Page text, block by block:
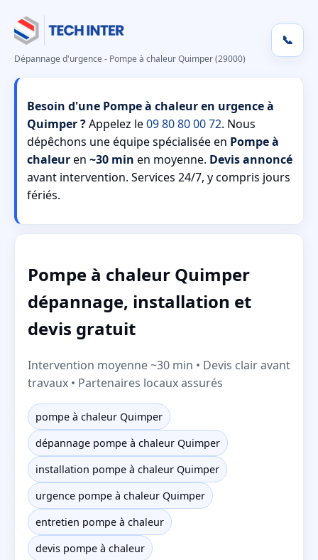
Dépannage d'urgence - Pompe à chaleur Quimper (29000)
📞
Besoin d'une Pompe à chaleur en urgence à
Quimper ?Appelez le09 80 80 00 72. Nous
dépêchons une équipe spécialisée en Pompe à
chaleuren ~30 min en moyenne. Devis annoncé
avant intervention. Services 24/7, y compris jours
fériés.
Pompe à chaleur Quimper
dépannage, installation et
devis gratuit
Intervention moyenne ~30 min • Devis clair avant
travaux • Partenaires locaux assurés
pompe à chaleur Quimper
dépannage pompe à chaleur Quimper
installation pompe à chaleur Quimper
urgence pompe à chaleur Quimper
entretien pompe à chaleur
devis pompe à chaleur